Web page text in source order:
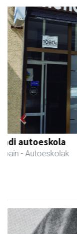
Elizondo taberna
Andoain -
Previous